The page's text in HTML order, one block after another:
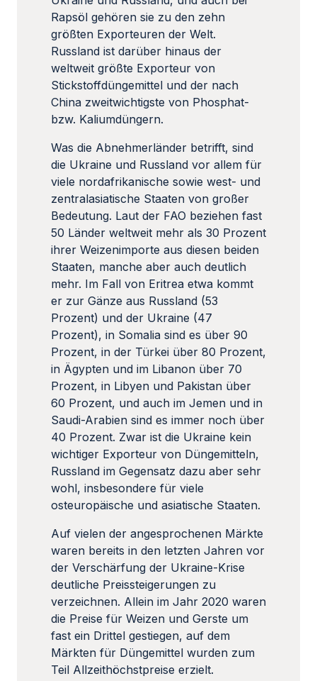
Rapsöl gehören sie zu den zehn
größten Exporteuren der Welt.
Russland ist darüber hinaus der
weltweit größte Exporteur von
Stickstoffdüngemittel und der nach
China zweitwichtigste von Phosphat-
bzw. Kaliumdüngern.
Was die Abnehmerländer betrifft, sind
die Ukraine und Russland vor allem für
viele nordafrikanische sowie west- und
zentralasiatische Staaten von großer
Bedeutung. Laut der FAO beziehen fast
50 Länder weltweit mehr als 30 Prozent
ihrer Weizenimporte aus diesen beiden
Staaten, manche aber auch deutlich
mehr. Im Fall von Eritrea etwa kommt
er zur Gänze aus Russland (53
Prozent) und der Ukraine (47
Prozent), in Somalia sind es über 90
Prozent, in der Türkei über 80 Prozent,
in Ägypten und im Libanon über 70
Prozent, in Libyen und Pakistan über
60 Prozent, und auch im Jemen und in
Saudi-Arabien sind es immer noch über
40 Prozent. Zwar ist die Ukraine kein
wichtiger Exporteur von Düngemitteln,
Russland im Gegensatz dazu aber sehr
wohl, insbesondere für viele
osteuropäische und asiatische Staaten.
Auf vielen der angesprochenen Märkte
waren bereits in den letzten Jahren vor
der Verschärfung der Ukraine-Krise
deutliche Preissteigerungen zu
verzeichnen. Allein im Jahr 2020 waren
die Preise für Weizen und Gerste um
fast ein Drittel gestiegen, auf dem
Märkten für Düngemittel wurden zum
Teil Allzeithöchstpreise erzielt.